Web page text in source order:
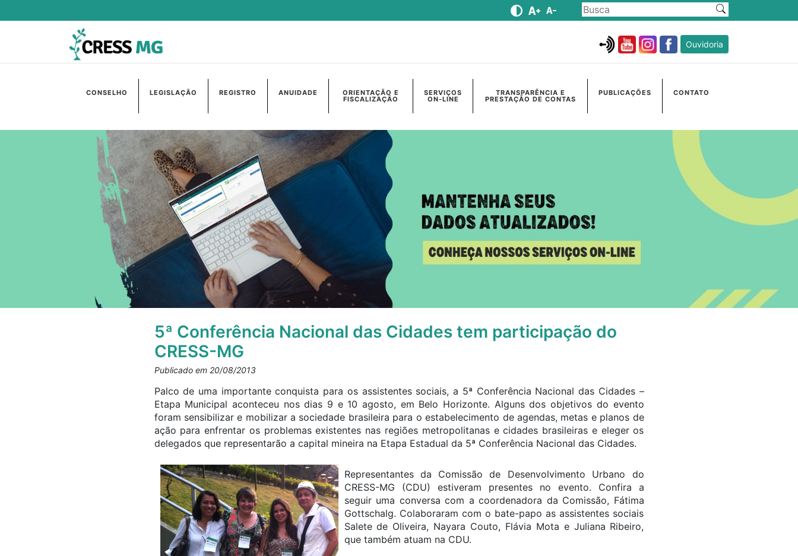
Ouvidoria
CONSELHO LEGISLAÇÃO REGISTRO ANUIDADE ORIENTAÇÃO E
FISCALIZAÇÃO
SERVIÇOS
ON-LINE
TRANSPARÊNCIA E
PRESTAÇÃO DE CONTAS
PUBLICAÇÕES CONTATO
5ª Conferência Nacional das Cidades tem participação do
CRESS-MG
Publicado em 20/08/2013
Palco de uma importante conquista para os assistentes sociais, a 5ª Conferência Nacional das Cidades –
Etapa Municipal aconteceu nos dias 9 e 10 agosto, em Belo Horizonte. Alguns dos objetivos do evento
foram sensibilizar e mobilizar a sociedade brasileira para o estabelecimento de agendas, metas e planos de
ação para enfrentar os problemas existentes nas regiões metropolitanas e cidades brasileiras e eleger os
delegados que representarão a capital mineira na Etapa Estadual da 5ª Conferência Nacional das Cidades.
Representantes da Comissão de Desenvolvimento Urbano do
CRESS-MG (CDU) estiveram presentes no evento. Confira a
seguir uma conversa com a coordenadora da Comissão, Fátima
Gottschalg. Colaboraram com o bate-papo as assistentes sociais
Salete de Oliveira, Nayara Couto, Flávia Mota e Juliana Ribeiro,
que também atuam na CDU.